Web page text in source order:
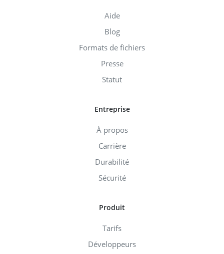
Aide
Blog
Formats de fichiers
Presse
Statut
Entreprise
À propos
Carrière
Durabilité
Sécurité
Produit
Tarifs
Développeurs